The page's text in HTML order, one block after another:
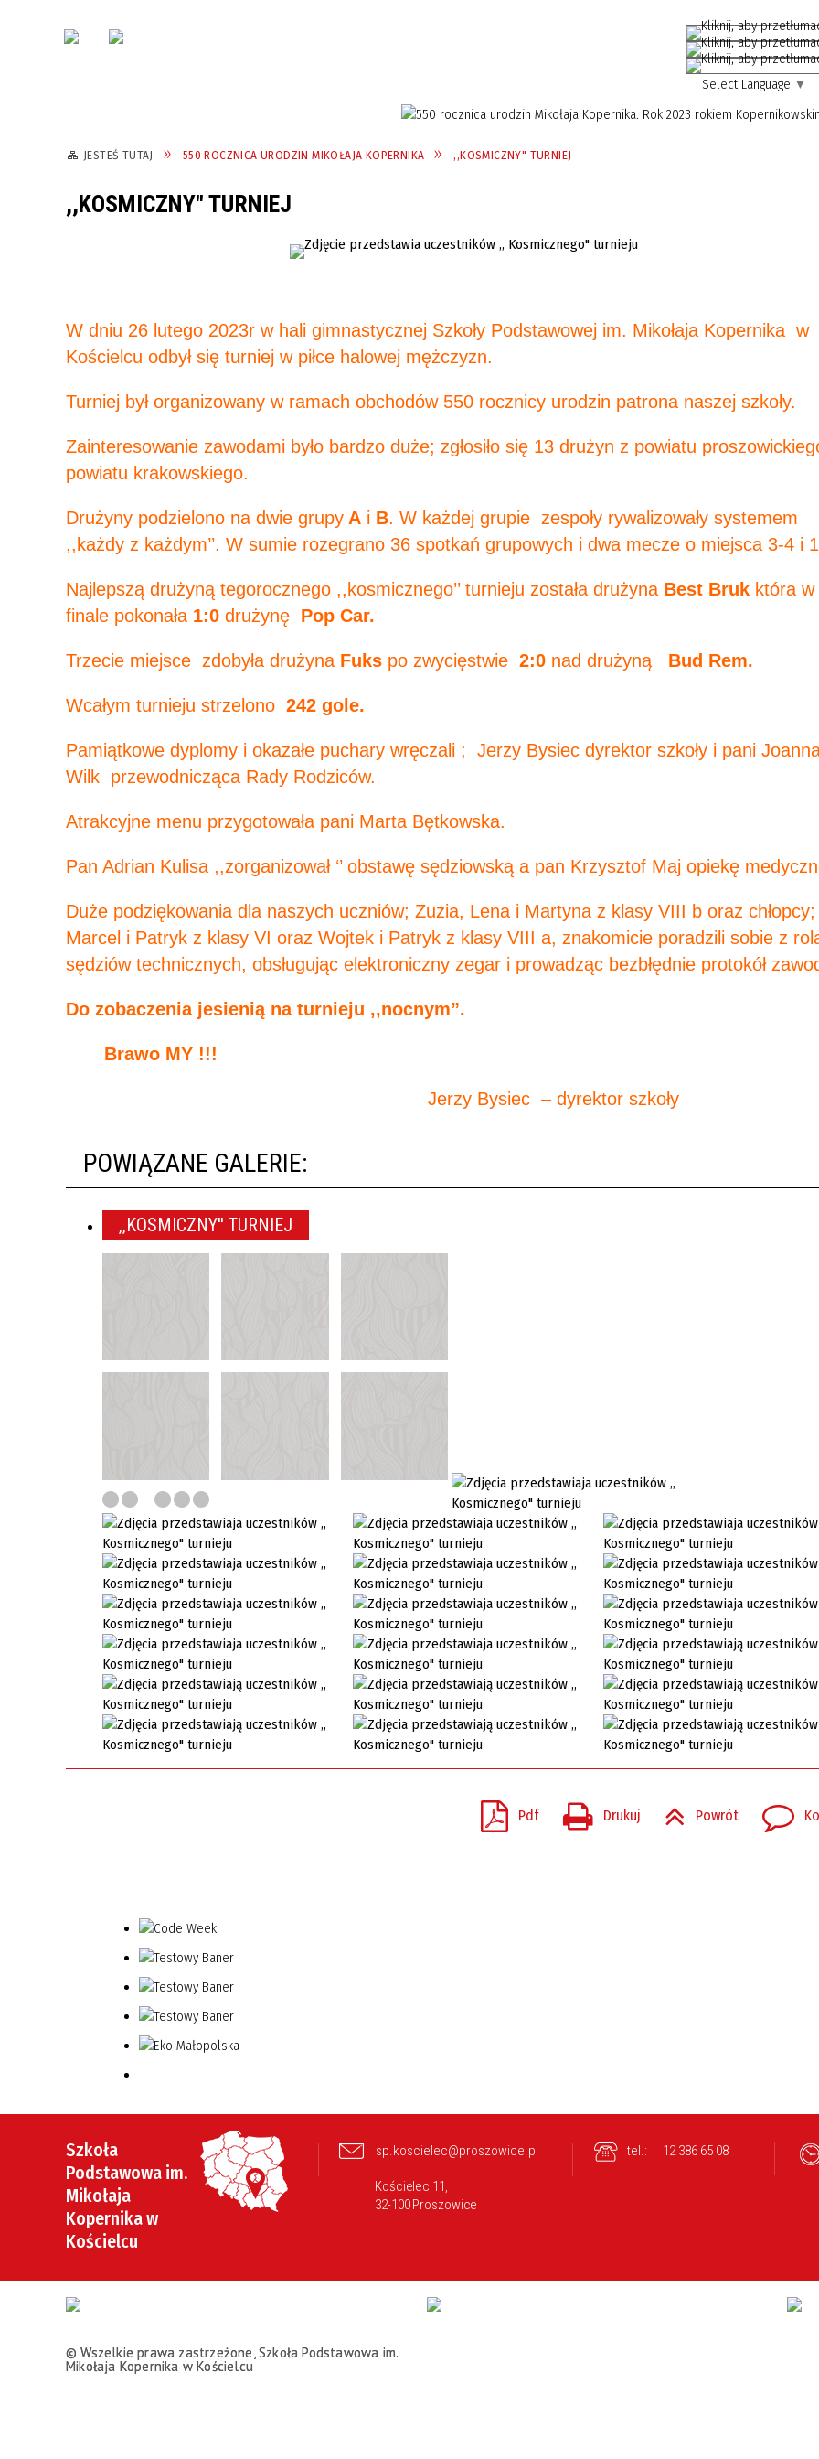
Select Language ▼
JESTEŚ TUTAJ 550 ROCZNICA URODZIN MIKOŁAJA KOPERNIKA ,,KOSMICZNY" TURNIEJ
,,KOSMICZNY" TURNIEJ
W dniu 26 lutego 2023r w hali gimnastycznej Szkoły Podstawowej im. Mikołaja Kopernika w
Kościelcu odbył się turniej w piłce halowej mężczyzn.
Turniej był organizowany w ramach obchodów 550 rocznicy urodzin patrona naszej szkoły.
Zainteresowanie zawodami było bardzo duże; zgłosiło się 13 drużyn z powiatu
powiatu krakowskiego.
Drużyny podzielono na dwie grupy A i B. W każdej grupie zespoły rywalizowały systemem
,,każdy z każdym’’. W sumie rozegrano 36 spotkań grupowych i dwa mecze o miejsca 3-4 i
Najlepszą drużyną tegorocznego ,,kosmicznego’’ turnieju została drużyna Best Bruk która w
finale pokonała 1:0 drużynę Pop Car.
Trzecie miejsce zdobyła drużyna Fuks po zwycięstwie 2:0 nad drużyną Bud Rem.
Wcałym turnieju strzelono 242 gole.
Pamiątkowe dyplomy i okazałe puchary wręczali ; Jerzy Bysiec dyrektor szkoły i pani
Wilk przewodnicząca Rady Rodziców.
Atrakcyjne menu przygotowała pani Marta Bętkowska.
Pan Adrian Kulisa ,,zorganizował ‘’ obstawę sędziowską a pan Krzysztof Maj opiekę
Duże podziękowania dla naszych uczniów; Zuzia, Lena i Martyna z klasy VIII b oraz chłopcy;
Marcel i Patryk z klasy VI oraz Wojtek i Patryk z klasy VIII a, znakomicie poradzili sobie z
sędziów technicznych, obsługując elektroniczny zegar i prowadząc bezbłędnie protokół
Do zobaczenia jesienią na turnieju ,,nocnym”.
Brawo MY !!!
Jerzy Bysiec – dyrektor szkoły
POWIĄZANE GALERIE:
,,KOSMICZNY'' TURNIEJ
Pdf Drukuj Powrót
Szkoła
Podstawowa im.
Mikołaja
Kopernika w
Kościelcu
sp.koscielec@proszowice.pl
Kościelec 11,
32-100 Proszowice
tel.: 12 386 65 08
© Wszelkie prawa zastrzeżone, Szkoła Podstawowa im.
Mikołaja Kopernika w Kościelcu